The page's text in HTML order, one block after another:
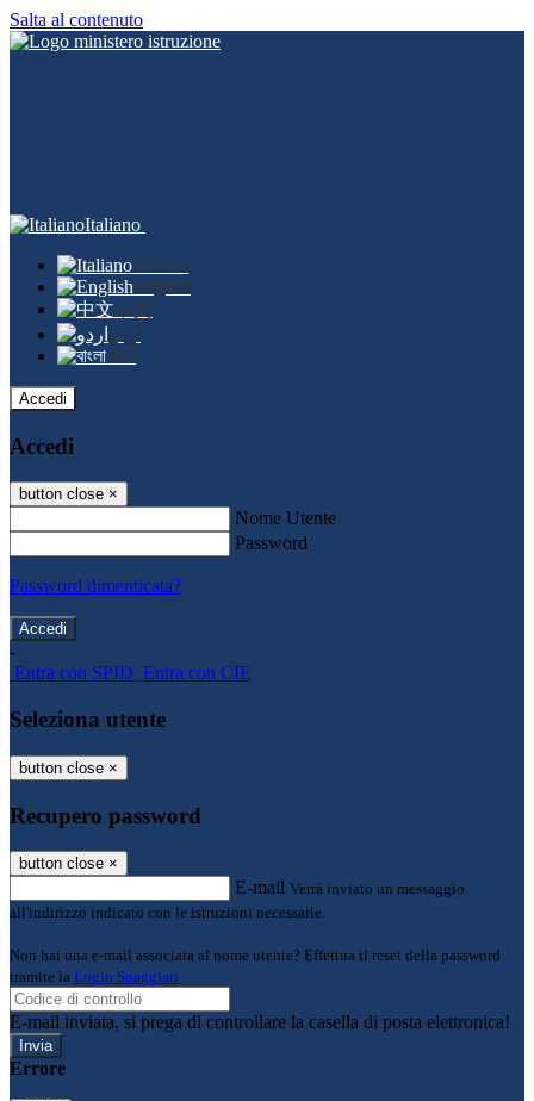
Salta al contenuto
Italiano
Italiano
English
中文
اردو
বাংলা
Accedi
Accedi
button close ×
Nome Utente
Password
Password dimenticata?
-
Entra con SPID Entra con CIE
Seleziona utente
button close ×
Recupero password
button close ×
E-mail Verrà inviato un messaggio
all'indirizzo indicato con le istruzioni necessarie.
Non hai una e-mail associata al nome utente? Effettua il reset della password
tramite la Login Spaggiari
E-mail inviata, si prega di controllare la casella di posta elettronica!
Errore